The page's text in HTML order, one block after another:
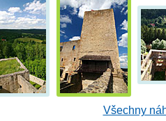
Všechny